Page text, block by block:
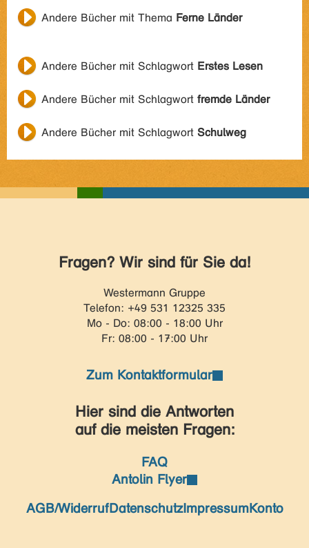
Andere Bücher mit Thema Ferne Länder
Andere Bücher mit Schlagwort Erstes Lesen
Andere Bücher mit Schlagwort fremde Länder
Andere Bücher mit Schlagwort Schulweg